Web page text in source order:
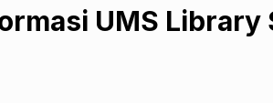
UMS Library